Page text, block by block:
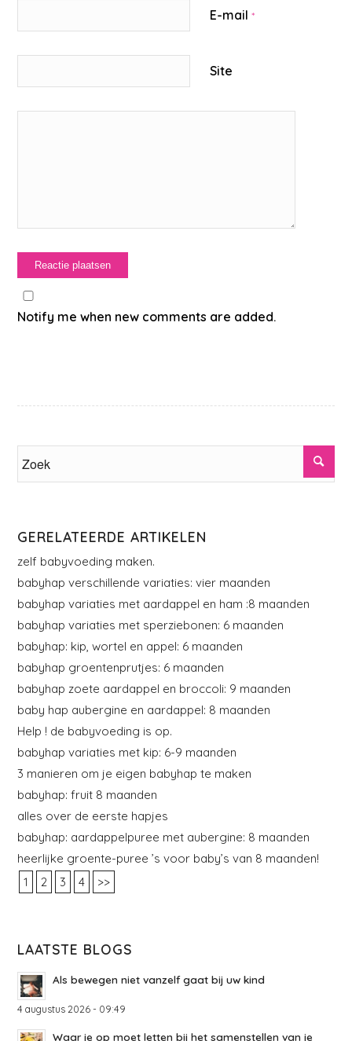
E-mail*
Site
Notify me when new comments are added.
GERELATEERDE ARTIKELEN
zelf babyvoeding maken.
babyhap verschillende variaties: vier maanden
babyhap variaties met aardappel en ham :8 maanden
babyhap variaties met sperziebonen: 6 maanden
babyhap: kip, wortel en appel: 6 maanden
babyhap groentenprutjes: 6 maanden
babyhap zoete aardappel en broccoli: 9 maanden
baby hap aubergine en aardappel: 8 maanden
Help ! de babyvoeding is op.
babyhap variaties met kip: 6-9 maanden
3 manieren om je eigen babyhap te maken
babyhap: fruit 8 maanden
alles over de eerste hapjes
babyhap: aardappelpuree met aubergine: 8 maanden
heerlijke groente-puree ’s voor baby’s van 8 maanden!
1
2 3 4 >>
LAATSTE BLOGS
Als bewegen niet vanzelf gaat bij uw kind
4 augustus 2026 - 09:49
Waar je op moet letten bij het samenstellen van je